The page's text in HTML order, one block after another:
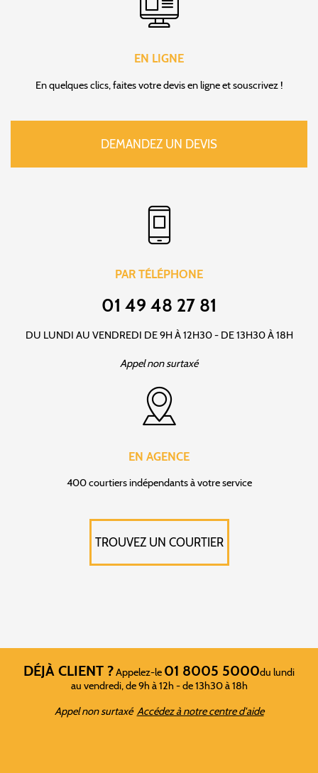
EN LIGNE
En quelques clics, faites votre devis en ligne et souscrivez !
DEMANDEZ UN DEVIS
PAR TÉLÉPHONE
01 49 48 27 81
DU LUNDI AU VENDREDI DE 9H À 12H30 - DE 13H30 À 18H
Appel non surtaxé
EN AGENCE
400 courtiers indépendants à votre service
TROUVEZ UN COURTIER
DÉJÀ CLIENT ?Appelez-le 01 8005 5000du lundi
au vendredi, de 9h à 12h - de 13h30 à 18h
Appel non surtaxé Accédez à notre centre d'aide